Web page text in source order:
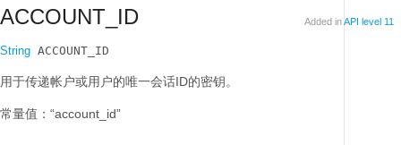
ACCOUNT_ID Added inAPI level 11
String ACCOUNT_ID
用于传递帐户或用户的唯一会话ID的密钥。
常量值：“account_id”